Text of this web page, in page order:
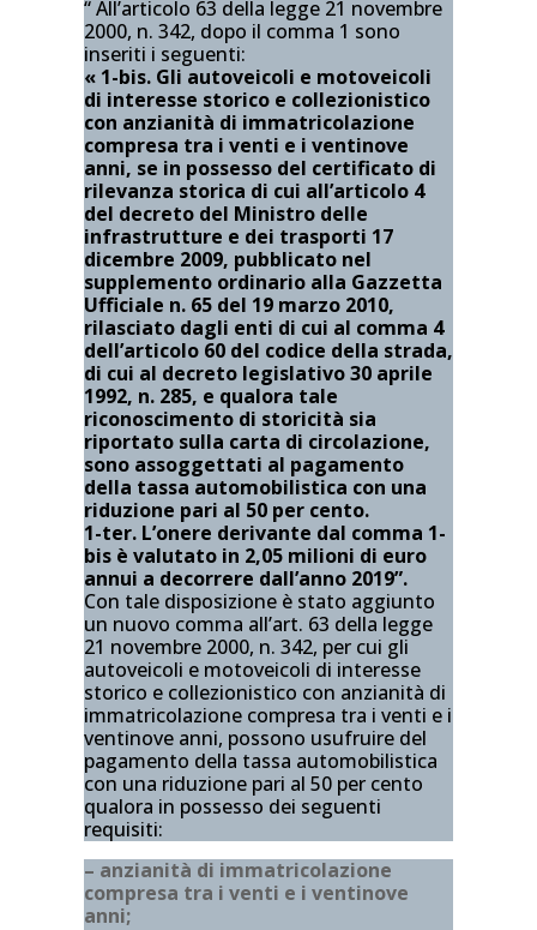
“ All’articolo 63 della legge 21 novembre
2000, n. 342, dopo il comma 1 sono
inseriti i seguenti:
« 1-bis. Gli autoveicoli e motoveicoli
di interesse storico e collezionistico
con anzianità di immatricolazione
compresa tra i venti e i ventinove
anni, se in possesso del certificato di
rilevanza storica di cui all’articolo 4
del decreto del Ministro delle
infrastrutture e dei trasporti 17
dicembre 2009, pubblicato nel
supplemento ordinario alla Gazzetta
Ufficiale n. 65 del 19 marzo 2010,
rilasciato dagli enti di cui al comma 4
dell’articolo 60 del codice della strada,
di cui al decreto legislativo 30 aprile
1992, n. 285, e qualora tale
riconoscimento di storicità sia
riportato sulla carta di circolazione,
sono assoggettati al pagamento
della tassa automobilistica con una
riduzione pari al 50 per cento.
1-ter. L’onere derivante dal comma 1-
bis è valutato in 2,05 milioni di euro
annui a decorrere dall’anno 2019”.
Con tale disposizione è stato aggiunto
un nuovo comma all’art. 63 della legge
21 novembre 2000, n. 342, per cui gli
autoveicoli e motoveicoli di interesse
storico e collezionistico con anzianità di
immatricolazione compresa tra i venti e i
ventinove anni, possono usufruire del
pagamento della tassa automobilistica
con una riduzione pari al 50 per cento
qualora in possesso dei seguenti
requisiti:
– anzianità di immatricolazione
compresa tra i venti e i ventinove
anni;